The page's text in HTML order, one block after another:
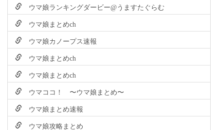
ウマ娘ランキングダービー@うますたぐらむ
ウマ娘まとめch
ウマ娘カノープス速報
ウマ娘まとめch
ウマ娘まとめch
ウマココ！ 〜ウマ娘まとめ〜
ウマ娘まとめ速報
ウマ娘攻略まとめ